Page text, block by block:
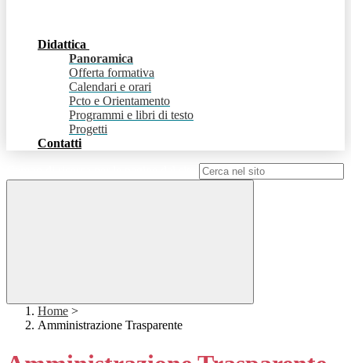
Didattica
Panoramica
Offerta formativa
Calendari e orari
Pcto e Orientamento
Programmi e libri di testo
Progetti
Contatti
Home >
Amministrazione Trasparente